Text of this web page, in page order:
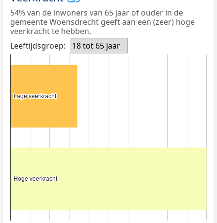
54% van de inwoners van 65 jaar of ouder in de
gemeente Woensdrecht geeft aan een (zeer) hoge
veerkracht te hebben.
Leeftijdsgroep:
18 tot 65 jaar
Lage veerkracht
Lage veerkracht
Hoge veerkracht
Hoge veerkracht